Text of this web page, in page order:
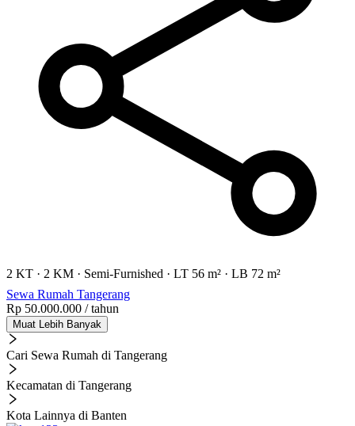
2 KT · 2 KM · Semi-Furnished · LT 56 m² · LB 72 m²
Sewa Rumah Tangerang
Rp 50.000.000 / tahun
Muat Lebih Banyak
Cari Sewa Rumah di Tangerang
Kecamatan di Tangerang
Kota Lainnya di Banten